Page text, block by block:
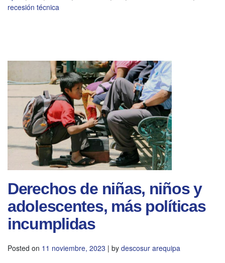
recesión técnica
Derechos de niñas, niños y
adolescentes, más políticas
incumplidas
Posted on 11 noviembre, 2023 | by descosur arequipa